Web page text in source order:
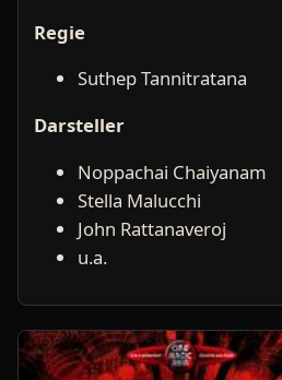
Regie
Suthep Tannitratana
Darsteller
Noppachai Chaiyanam
Stella Malucchi
John Rattanaveroj
u.a.